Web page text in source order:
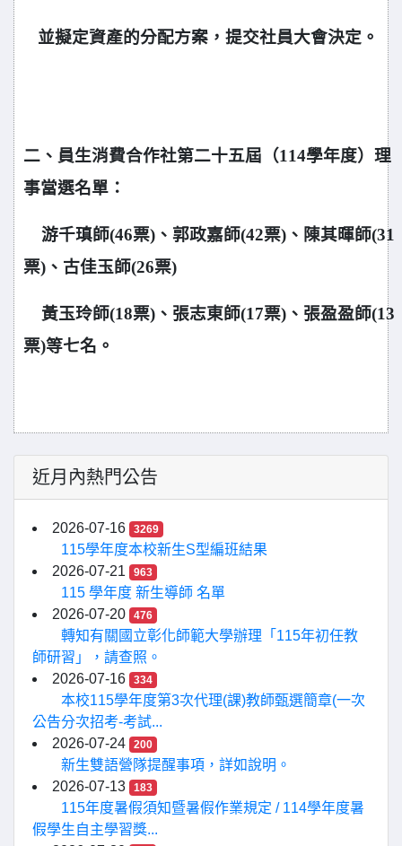
並擬定資產的分配方案，提交社員大會決定 。
二、員生消費合作社第二十五屆（114學年度）理
事當選名單：
游千瑱師(46票)、郭政嘉師(42票)、陳其暉師(31
票)、古佳玉師(26票)
黃玉玲師(18票)、張志東師(17票)、張盈盈師(13
票)等七名。
近月內熱門公告
2026-07-16 3269
115學年度本校新生S型編班結果
2026-07-21
963
115 學年度 新生導師 名單
2026-07-20
476
轉知有關國立彰化師範大學辦理「115年初任教
師研習」，請查照。
2026-07-16
334
本校115學年度第3次代理(課)教師甄選簡章(一次
公告分次招考-考試...
2026-07-24
200
新生雙語營隊提醒事項，詳如說明。
2026-07-13
183
115年度暑假須知暨暑假作業規定 / 114學年度暑
假學生自主學習獎...